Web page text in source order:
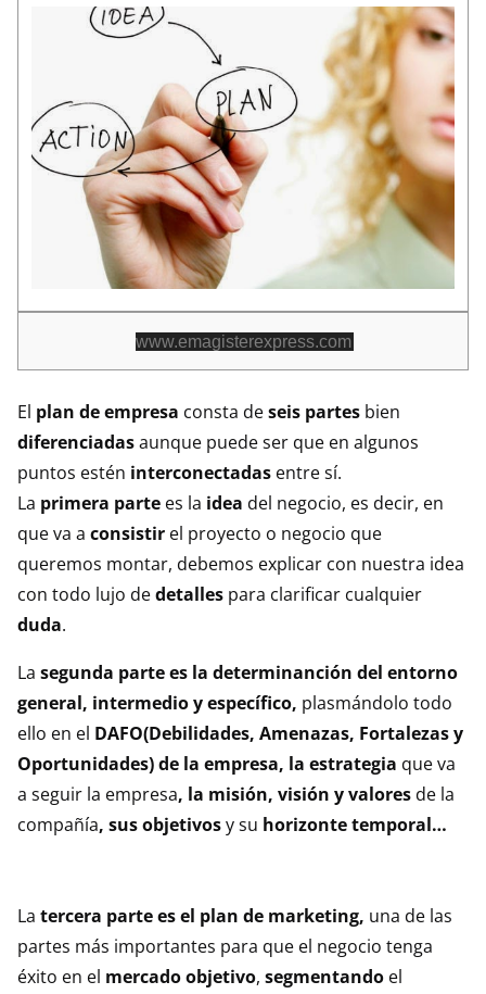
www.emagisterexpress.com
El plan de empresa consta deseis partes bien
diferenciadasaunque puede ser que en algunos
puntos estén interconectadas entre sí.
La primera parte es la idea del negocio, es decir, en
que va a consistir el proyecto o negocio que
queremos montar, debemos explicar con nuestra idea
con todo lujo dedetalles para clarificar cualquier
duda.
La segunda parte es la determinanción del entorno
general, intermedio y específico, plasmándolo todo
ello en el DAFO(Debilidades, Amenazas, Fortalezas y
Oportunidades)de la empresa, la estrategia que va
a seguir la empresa, la misión, visión y valores de la
compañía, sus objetivosy su horizonte temporal…
La tercera parte es el plan de marketing, una de las
partes más importantes para que el negocio tenga
éxito en el mercado objetivo, segmentando el